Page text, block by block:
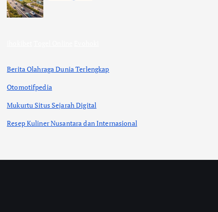
Berita Olahraga Dunia Terlengkap
Otomotifpedia
Mukurtu Situs Sejarah Digital
Resep Kuliner Nusantara dan Internasional